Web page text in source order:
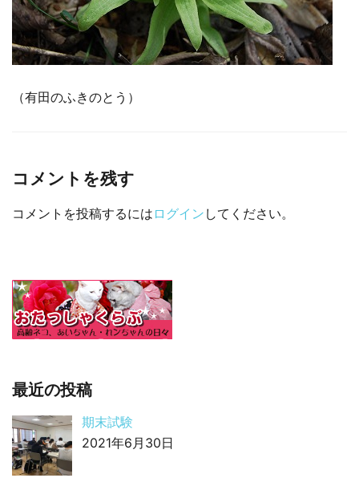
（有田のふきのとう）
コメントを残す
コメントを投稿するには ログイン してください。
最近の投稿
期末試験
2021年6月30日